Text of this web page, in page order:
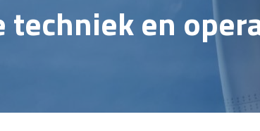
techniek en